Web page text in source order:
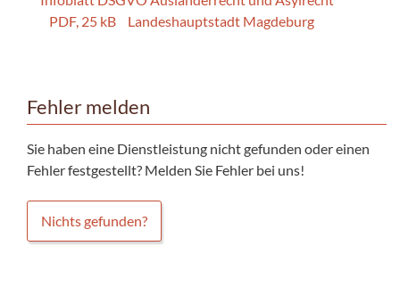
PDF, 25 kB
Landeshauptstadt Magdeburg
Fehler melden
Sie haben eine Dienstleistung nicht gefunden oder einen
Fehler festgestellt? Melden Sie Fehler bei uns!
Nichts gefunden?